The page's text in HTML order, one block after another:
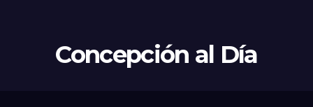
Concepción al Día